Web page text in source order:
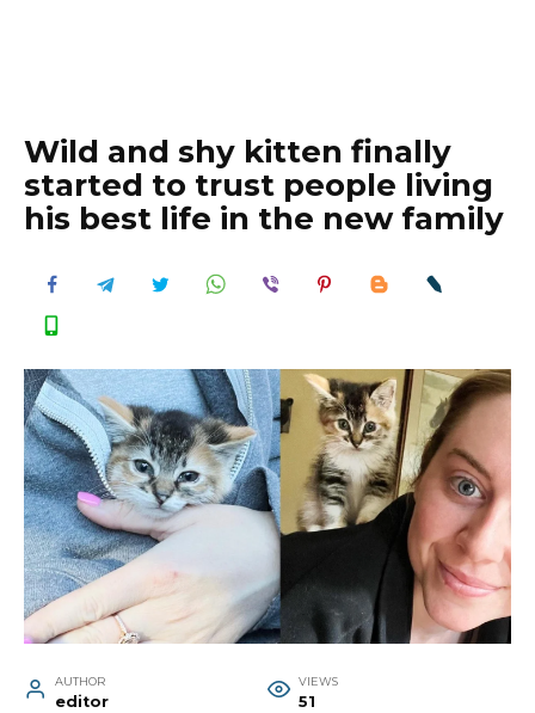
Wild and shy kitten finally
started to trust people living
his best life in the new family
AUTHOR
editor
VIEWS
51